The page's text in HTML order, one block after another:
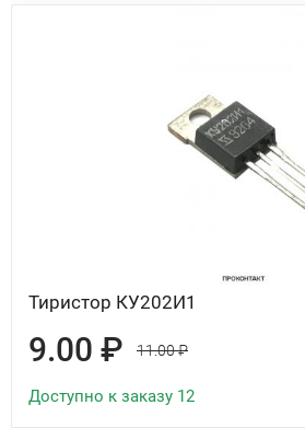
Тиристор КУ202И1
9.00 ₽ 11.00 ₽
Доступно к заказу 12